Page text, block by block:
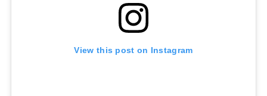
View this post on Instagram